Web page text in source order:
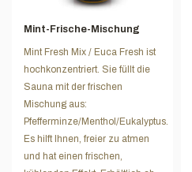
Mint-Frische-Mischung
Mint Fresh Mix / Euca Fresh ist
hochkonzentriert. Sie füllt die
Sauna mit der frischen
Mischung aus:
Pfefferminze/Menthol/Eukalyptus.
Es hilft Ihnen, freier zu atmen
und hat einen frischen,